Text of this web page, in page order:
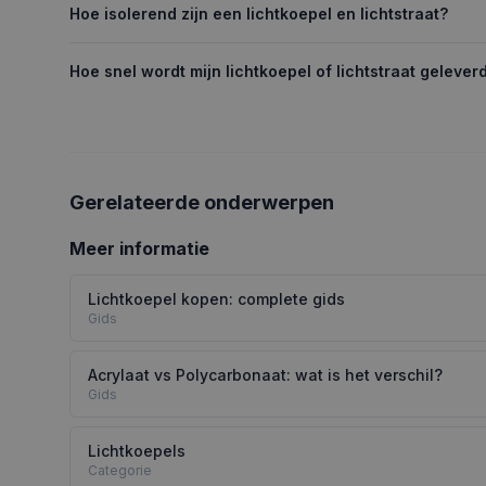
Hoe isolerend zijn een lichtkoepel en lichtstraat?
Hoe snel wordt mijn lichtkoepel of lichtstraat
Gerelateerde onderwerpen
Meer informatie
Lichtkoepel kopen: complete gids
Gids
Acrylaat vs Polycarbonaat: wat is het verschil?
Gids
Lichtkoepels
Categorie